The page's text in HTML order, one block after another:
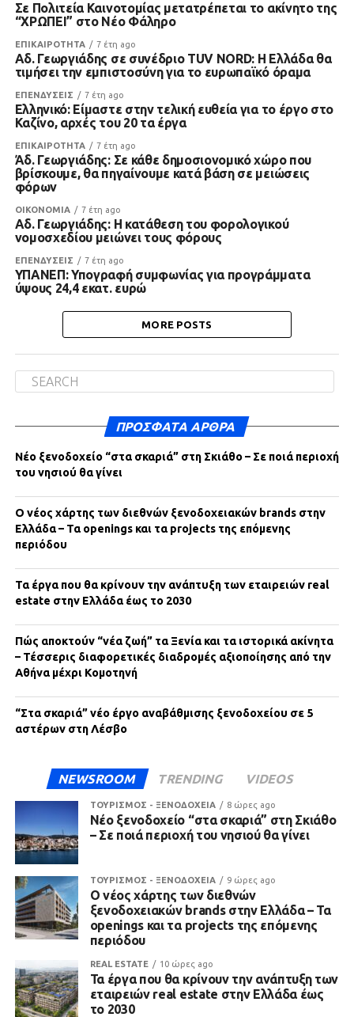
Σε Πολιτεία Καινοτομίας μετατρέπεται το ακίνητο της
“ΧΡΩΠΕΙ” στο Νέο Φάληρο
ΕΠΙΚΑΙΡΟΤΗΤΑ 7 έτη ago
Αδ. Γεωργιάδης σε συνέδριο TUV NORD: Η Ελλάδα θα
τιμήσει την εμπιστοσύνη για το ευρωπαϊκό όραμα
ΕΠΕΝΔΥΣΕΙΣ 7 έτη ago
Ελληνικό: Είμαστε στην τελική ευθεία για το έργο στο
Καζίνο, αρχές του 20 τα έργα
ΕΠΙΚΑΙΡΟΤΗΤΑ 7 έτη ago
Άδ. Γεωργιάδης: Σε κάθε δημοσιονομικό χώρο που
βρίσκουμε, θα πηγαίνουμε κατά βάση σε μειώσεις
φόρων
ΟΙΚΟΝΟΜΙΑ 7 έτη ago
Αδ. Γεωργιάδης: Η κατάθεση του φορολογικού
νομοσχεδίου μειώνει τους φόρους
ΕΠΕΝΔΥΣΕΙΣ 7 έτη ago
ΥΠΑΝΕΠ: Υπογραφή συμφωνίας για προγράμματα
ύψους 24,4 εκατ. ευρώ
MORE POSTS
ΠΡΌΣΦΑΤΑ ΆΡΘΡΑ
Νέο ξενοδοχείο “στα σκαριά” στη Σκιάθο – Σε ποιά περιοχή
του νησιού θα γίνει
Ο νέος χάρτης των διεθνών ξενοδοχειακών brands στην
Ελλάδα – Τα openings και τα projects της επόμενης
περιόδου
Τα έργα που θα κρίνουν την ανάπτυξη των εταιρειών real
estate στην Ελλάδα έως το 2030
Πώς αποκτούν “νέα ζωή” τα Ξενία και τα ιστορικά ακίνητα
– Τέσσερις διαφορετικές διαδρομές αξιοποίησης από την
Αθήνα μέχρι Κομοτηνή
“Στα σκαριά” νέο έργο αναβάθμισης ξενοδοχείου σε 5
αστέρων στη Λέσβο
NEWSROOM TRENDING VIDEOS
ΤΟΥΡΙΣΜΟΣ - ΞΕΝΟΔΟΧΕΙΑ 8 ώρες ago
Νέο ξενοδοχείο “στα σκαριά” στη Σκιάθο
– Σε ποιά περιοχή του νησιού θα γίνει
ΤΟΥΡΙΣΜΟΣ - ΞΕΝΟΔΟΧΕΙΑ 9 ώρες ago
Ο νέος χάρτης των διεθνών
ξενοδοχειακών brands στην Ελλάδα – Τα
openings και τα projects της επόμενης
περιόδου
REAL ESTATE 10 ώρες ago
Τα έργα που θα κρίνουν την ανάπτυξη των
εταιρειών real estate στην Ελλάδα έως
το 2030